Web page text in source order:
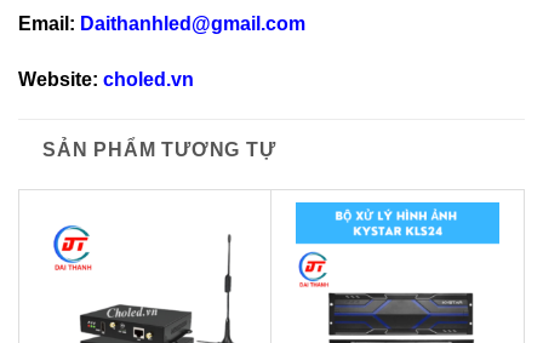
Email: Daithanhled@gmail.com
Website: choled.vn
SẢN PHẨM TƯƠNG TỰ